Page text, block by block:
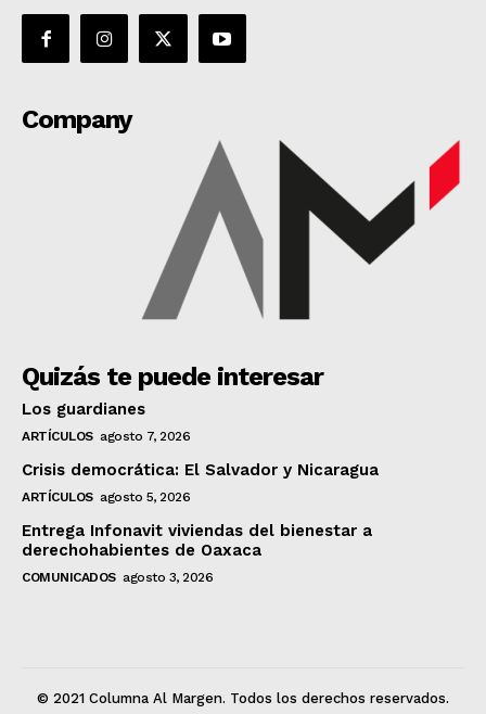
Company
Quizás te puede interesar
Los guardianes
ARTÍCULOS agosto 7, 2026
Crisis democrática: El Salvador y Nicaragua
ARTÍCULOS agosto 5, 2026
Entrega Infonavit viviendas del bienestar a
derechohabientes de Oaxaca
COMUNICADOS agosto 3, 2026
© 2021 Columna Al Margen. Todos los derechos reservados.